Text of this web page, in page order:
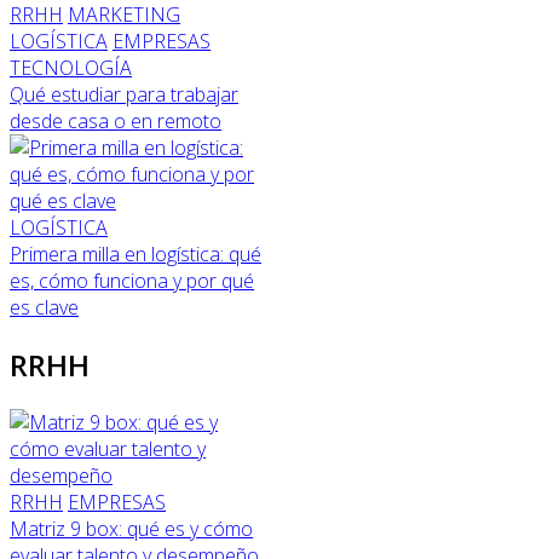
RRHH MARKETING
LOGÍSTICA EMPRESAS
TECNOLOGÍA
Qué estudiar para trabajar
desde casa o en remoto
LOGÍSTICA
Primera milla en logística: qué
es, cómo funciona y por qué
es clave
RRHH
RRHH EMPRESAS
Matriz 9 box: qué es y cómo